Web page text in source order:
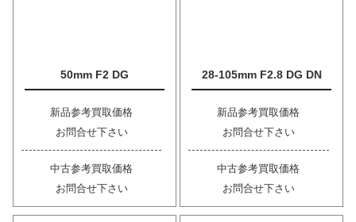
50mm F2 DG
新品参考買取価格
お問合せ下さい
中古参考買取価格
お問合せ下さい
28-105mm F2.8 DG DN
新品参考買取価格
お問合せ下さい
中古参考買取価格
お問合せ下さい